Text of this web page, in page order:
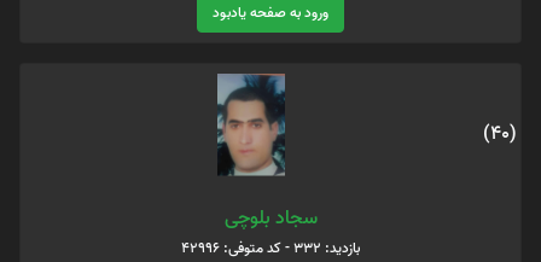
ورود به صفحه یادبود
(40)
سجاد بلوچی
بازدید: 332 - کد متوفی: 42996